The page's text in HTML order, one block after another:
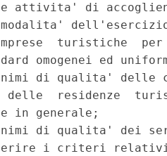
attivita' di
turistiche
omogenei ed
di qualita' delle
residenze
in generale;
di qualita' dei
i criteri relativi